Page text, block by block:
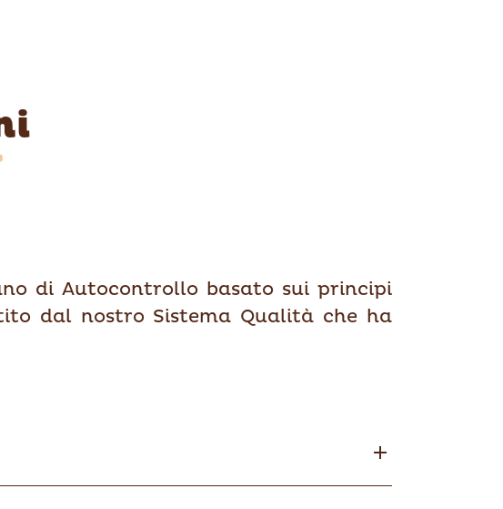
di Autocontrollo basato sui principi
dal nostro Sistema Qualità che ha